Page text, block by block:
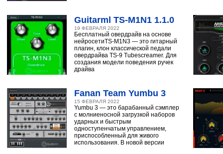
Guitarml TS-M1N1 1.1.0
19 ФЕВРАЛЯ 2022
Бесплатный овердрайв на основе
нейросетиTS-M1N3 — это гитарный
плагин, клон классической педали
овердрайва TS-9 Tubescreamer. Для
создания модели поведения ручек
драйва
Fanan Team Yumbu 3
15 ФЕВРАЛЯ 2022
Yumbu 3 — это барабанный сэмплер
с молниеносной загрузкой наборов
ударных и быстрым
одноступенчатым управлением,
приспособленный для живого
использования. В новой версии